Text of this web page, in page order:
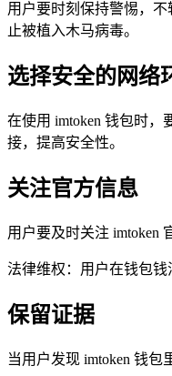
用户要时刻保持警惕，
止被植入木马病毒。
选择安全的网络
在使用 imtoken 钱包时
接，提高安全性。
关注官方信息
用户要及时关注 imtoken
法律维权：用户在钱包
保留证据
当用户发现 imtoken 钱